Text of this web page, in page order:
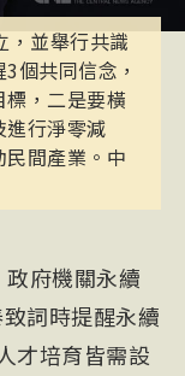
，並舉行共識
個共同信念，
，二是要橫
進行淨零減
間產業。中
政府機關永續
詞時提醒永續
才培育皆需設